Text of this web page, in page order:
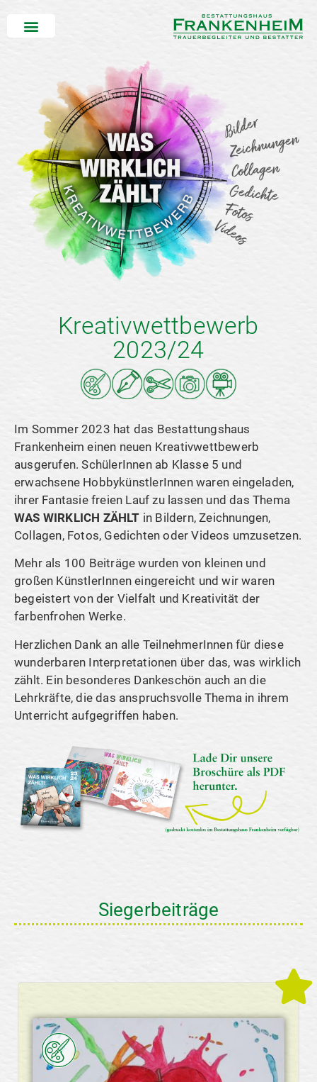
Kreativwettbewerb
2023/24
Im Sommer 2023 hat das Bestattungshaus
Frankenheim einen neuen Kreativwettbewerb
ausgerufen. SchülerInnen ab Klasse 5 und
erwachsene HobbykünstlerInnen waren eingeladen,
ihrer Fantasie freien Lauf zu lassen und das Thema
WAS WIRKLICH ZÄHLT in Bildern, Zeichnungen,
Collagen, Fotos, Gedichten oder Videos umzusetzen.
Mehr als 100 Beiträge wurden von kleinen und
großen KünstlerInnen eingereicht und wir waren
begeistert von der Vielfalt und Kreativität der
farbenfrohen Werke.
Herzlichen Dank an alle TeilnehmerInnen für diese
wunderbaren Interpretationen über das, was wirklich
zählt. Ein besonderes Dankeschön auch an die
Lehrkräfte, die das anspruchsvolle Thema in ihrem
Unterricht aufgegriffen haben.
Siegerbeiträge